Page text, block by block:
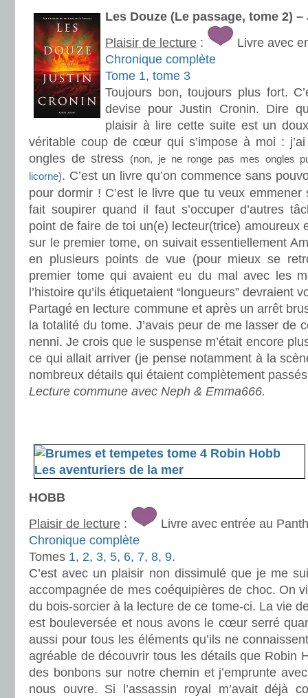
Les Douze (Le passage, tome 2) –
Plaisir de lecture :
Livre avec
Chronique complète
Tome 1, tome 3
Toujours bon, toujours plus fort.
devise pour Justin Cronin. Dire
plaisir à lire cette suite est un
véritable coup de cœur qui s’impose à moi :
ongles de stress (non, je ne ronge pas mes ongles
licorne). C’est un livre qu’on commence sans
pour dormir ! C’est le livre que tu veux
fait soupirer quand il faut s’occuper d’autres
point de faire de toi un(e) lecteur(trice) amoureux
sur le premier tome, on suivait essentiellement
en plusieurs points de vue (pour mieux se
premier tome qui avaient eu du mal avec les
l’histoire qu’ils étiquetaient “longueurs” devraient
Partagé en lecture commune et après un arrêt
la totalité du tome. J’avais peur de me lasser de
nenni. Je crois que le suspense m’était encore
ce qui allait arriver (je pense notamment à la
nombreux détails qui étaient complètement
Lecture commune avec Neph & Emma666.
HOBB
Plaisir de lecture :
Livre avec entrée au
Chronique complète
Tomes 1, 2, 3, 5, 6, 7, 8, 9.
C’est avec un plaisir non dissimulé que je me
accompagnée de mes coéquipières de choc. On
du bois-sorcier à la lecture de ce tome-ci. La vie
est bouleversée et nous avons le cœur serré
aussi pour tous les éléments qu’ils ne
agréable de découvrir tous les détails que Robin
des bonbons sur notre chemin et j’emprunte
nous ouvre. Si l’assassin royal m’avait déjà